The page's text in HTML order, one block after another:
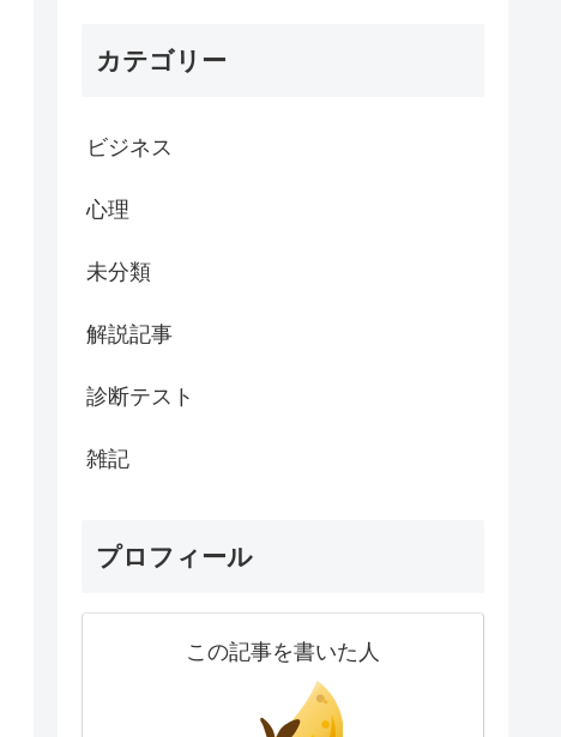
カテゴリー
ビジネス
心理
未分類
解説記事
診断テスト
雑記
プロフィール
この記事を書いた人